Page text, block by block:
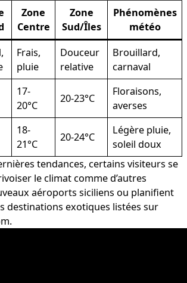
Zone
Centre
Zone
Sud/Îles
Phénomènes
météo
Frais,
pluie
Douceur
relative
Brouillard,
carnaval
17-
20°C
20-23°C
Floraisons,
averses
18-
21°C
20-24°C
Légère pluie,
soleil doux
tendances, certains visiteurs se
le climat comme d’autres
aéroports siciliens ou planifient
destinations exotiques listées sur